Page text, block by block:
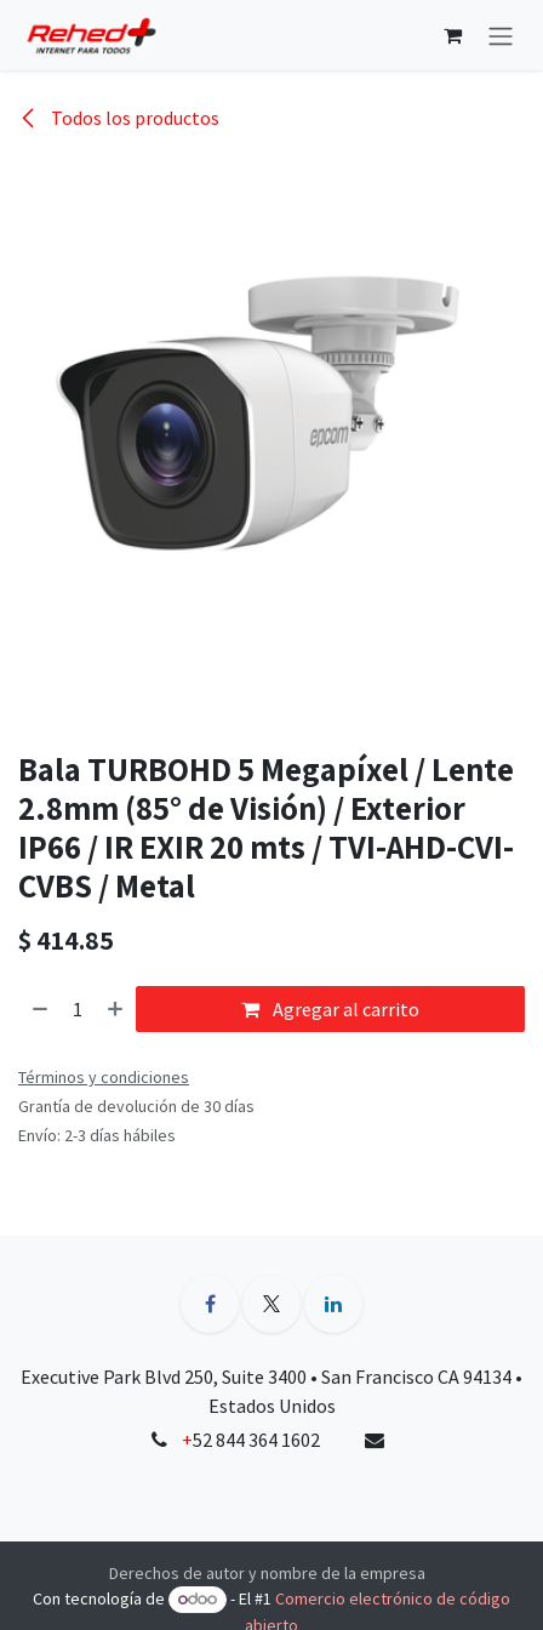
Todos los productos
Bala TURBOHD 5 Megapíxel / Lente
2.8mm (85° de Visión) / Exterior
IP66 / IR EXIR 20 mts / TVI-AHD-CVI-
CVBS / Metal
$ 414.85
Agregar al carrito
Términos y condiciones
Grantía de devolución de 30 días
Envío: 2-3 días hábiles
Executive Park Blvd 250, Suite 3400 • San Francisco CA 94134 •
Estados Unidos
+52 844 364 1602
Derechos de autor y nombre de la empresa
Con tecnología de
- El #1Comercio electrónico de código
abierto